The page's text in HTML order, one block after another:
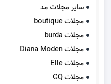
سایر مجلات مد
مجلات boutique
مجلات burda
مجلات Diana Moden
مجلات Elle
مجلات GQ